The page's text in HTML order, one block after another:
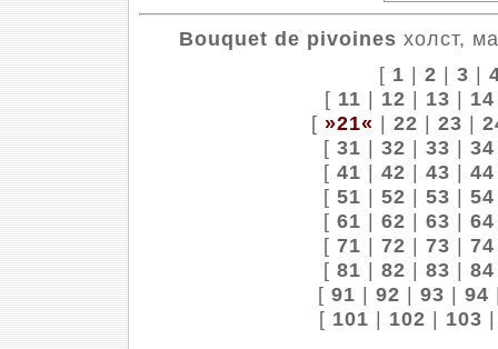
Bouquet de pivoines холст,
[ 1 | 2 | 3 |
[ 11 | 12 | 13 | 14
[ »21« | 22 | 23 |
[ 31 | 32 | 33 | 34
[ 41 | 42 | 43 | 44
[ 51 | 52 | 53 | 54
[ 61 | 62 | 63 | 64
[ 71 | 72 | 73 | 74
[ 81 | 82 | 83 | 84
[ 91 | 92 | 93 | 94
[ 101 | 102 | 103